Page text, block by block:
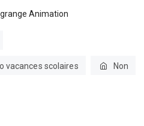
Animation
vacances scolaires Non